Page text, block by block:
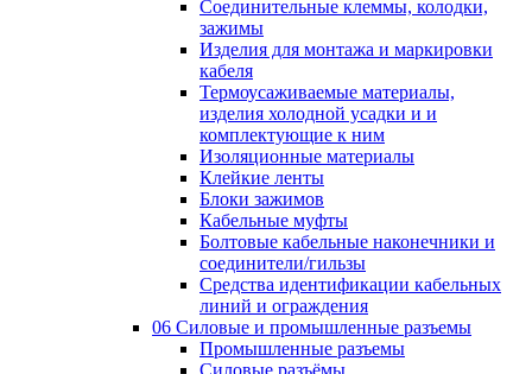
Соединительные клеммы, колодки,
зажимы
Изделия для монтажа и маркировки
кабеля
Термоусаживаемые материалы,
изделия холодной усадки и и
комплектующие к ним
Изоляционные материалы
Клейкие ленты
Блоки зажимов
Кабельные муфты
Болтовые кабельные наконечники и
соединители/гильзы
Средства идентификации кабельных
линий и ограждения
06 Силовые и промышленные разъемы
Промышленные разъемы
Силовые разъёмы